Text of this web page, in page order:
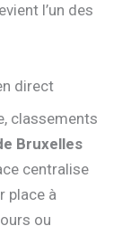
l’un des
direct
classements
Bruxelles
centralise
place à
ou